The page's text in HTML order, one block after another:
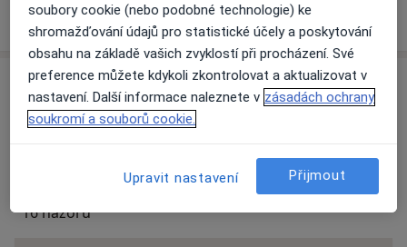
Víceo adrese
Názory
Přidejte svůj názor
16 názorů
soubory cookie (nebo podobné technologie) ke
shromažďování údajů pro statistické účely a poskytování
obsahu na základě vašich zvyklostí při procházení. Své
preference můžete kdykoli zkontrolovat a aktualizovat v
nastavení. Další informace naleznete v zásadách ochrany
soukromí a souborů cookie.
Upravit nastavení Přijmout